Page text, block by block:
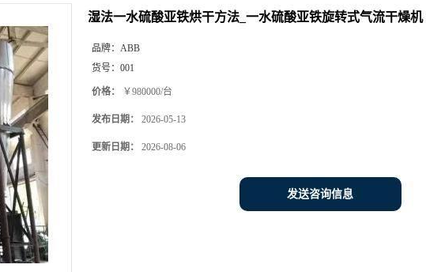
湿法一水硫酸亚铁烘干方法_一水硫酸亚铁旋转式气流干燥机
品牌： ABB
货号： 001
价格： ￥980000/台
发布日期： 2026-05-13
更新日期： 2026-08-06
发送咨询信息